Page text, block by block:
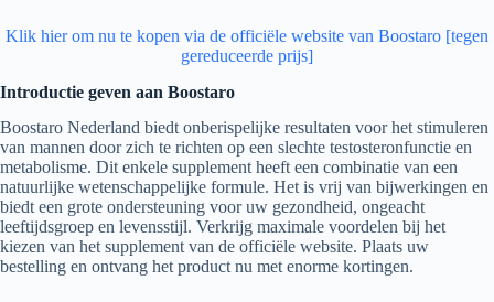
Klik hier om nu te kopen via de officiële website van Boostaro [tegen
gereduceerde prijs]
Introductie geven aan Boostaro
Boostaro Nederland biedt onberispelijke resultaten voor het stimuleren
van mannen door zich te richten op een slechte testosteronfunctie en
metabolisme. Dit enkele supplement heeft een combinatie van een
natuurlijke wetenschappelijke formule. Het is vrij van bijwerkingen en
biedt een grote ondersteuning voor uw gezondheid, ongeacht
leeftijdsgroep en levensstijl. Verkrijg maximale voordelen bij het
kiezen van het supplement van de officiële website. Plaats uw
bestelling en ontvang het product nu met enorme kortingen.